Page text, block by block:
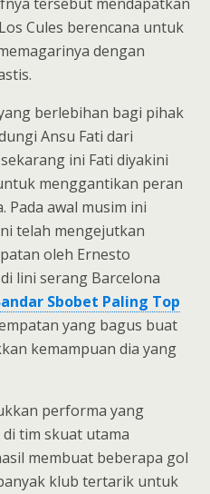
Cules berencana untuk
dengan
berlebihan bagi pihak
Ansu Fati dari
ini Fati diyakini
menggantikan peran
Pada awal musim ini
telah mengejutkan
oleh Ernesto
lini serang Barcelona
Sbobet Paling Top
yang bagus buat
kemampuan dia yang
performa yang
tim skuat utama
membuat beberapa gol
klub tertarik untuk